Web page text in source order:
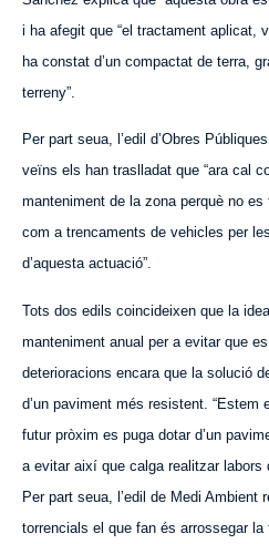
i ha afegit que “el tractament aplicat,
ha constat d’un compactat de terra,
terreny”.
Per part seua, l’edil d’Obres
veïns els han traslladat que “ara cal
manteniment de la zona perquè no
com a trencaments de vehicles per
d’aquesta actuació”.
Tots dos edils coincideixen que la
manteniment anual per a evitar que
deterioracions encara que la solució
d’un paviment més resistent. “Estem
futur pròxim es puga dotar d’un
a evitar així que calga realitzar labors
Per part seua, l’edil de Medi Ambient
torrencials el que fan és arrossegar la